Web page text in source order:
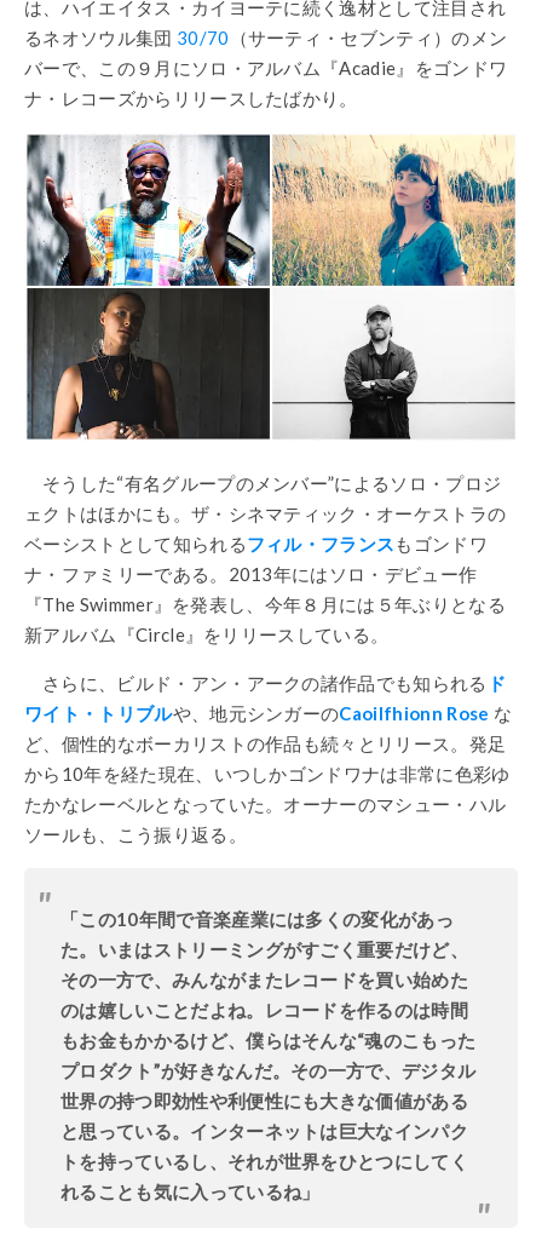
は、ハイエイタス・カイヨーテに続く逸材として注目され
るネオソウル集団 30/70 （サーティ・セブンティ）のメン
バーで、この９月にソロ・アルバム『Acadie』をゴンドワ
ナ・レコーズからリリースしたばかり。
そうした“有名グループのメンバー”によるソロ・プロジ
ェクトはほかにも。ザ・シネマティック・オーケストラの
ベーシストとして知られるフィル・フランス もゴンドワ
ナ・ファミリーである。2013年にはソロ・デビュー作
『The Swimmer』を発表し、今年８月には５年ぶりとなる
新アルバム『Circle』をリリースしている。
さらに、ビルド・アン・アークの諸作品でも知られる ド
ワイト・トリブルや、地元シンガーのCaoilfhionn Rose な
ど、個性的なボーカリストの作品も続々とリリース。発足
から10年を経た現在、いつしかゴンドワナは非常に色彩ゆ
たかなレーベルとなっていた。オーナーのマシュー・ハル
ソールも、こう振り返る。
「この10年間で音楽産業には多くの変化があっ
た。いまはストリーミングがすごく重要だけど、
その一方で、みんながまたレコードを買い始めた
のは嬉しいことだよね。レコードを作るのは時間
もお金もかかるけど、僕らはそんな“魂のこもった
プロダクト”が好きなんだ。その一方で、デジタル
世界の持つ即効性や利便性にも大きな価値がある
と思っている。インターネットは巨大なインパク
トを持っているし、それが世界をひとつにしてく
れることも気に入っているね」